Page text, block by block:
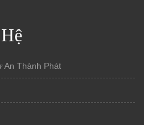
An Thành Phát